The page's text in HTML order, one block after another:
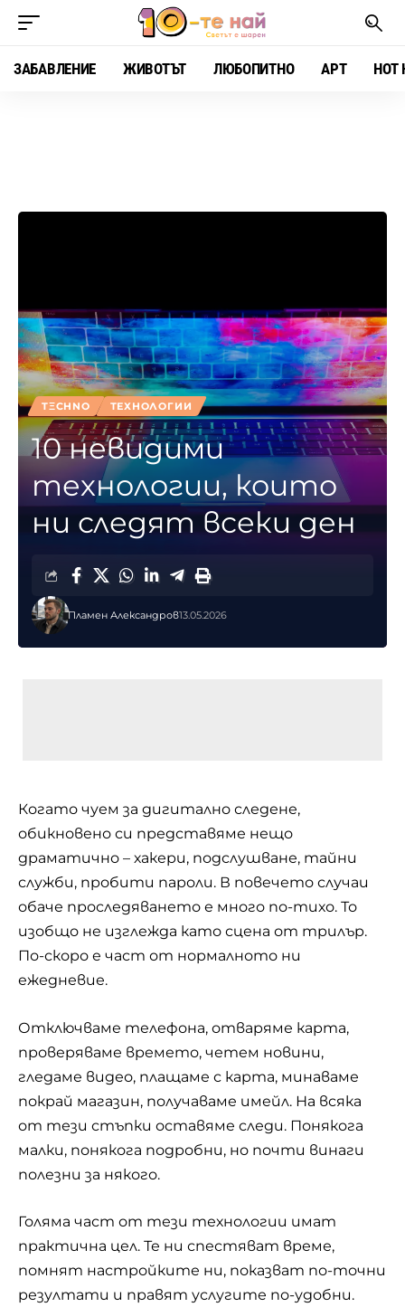
ЗАБАВЛЕНИЕ ЖИВОТЪТ ЛЮБОПИТНО АРТ HOT
TΞCHNO ТЕХНОЛОГИИ
10 невидими
технологии, които
ни следят всеки ден
Пламен Александров13.05.2026
Когато чуем за дигитално следене,
обикновено си представяме нещо
драматично – хакери, подслушване, тайни
служби, пробити пароли. В повечето случаи
обаче проследяването е много по-тихо. То
изобщо не изглежда като сцена от трилър.
По-скоро е част от нормалното ни
ежедневие.
Отключваме телефона, отваряме карта,
проверяваме времето, четем новини,
гледаме видео, плащаме с карта, минаваме
покрай магазин, получаваме имейл. На всяка
от тези стъпки оставяме следи. Понякога
малки, понякога подробни, но почти винаги
полезни за някого.
Голяма част от тези технологии имат
практична цел. Те ни спестяват време,
помнят настройките ни, показват по-точни
резултати и правят услугите по-удобни.